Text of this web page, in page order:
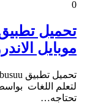
0
موبايل
لتعلم اللغات
تحتاجه…